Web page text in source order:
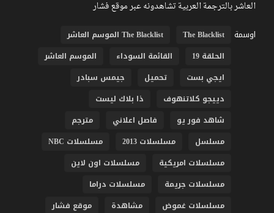
العاشر بالترجمة العربية تشاهدونه عبر موقع فشار
اوسمة
The Blacklist
The Blacklist الموسم العاشر
الحلقة 19
القائمة السوداء
الموسم العاشر
ايجي بست
تحميل
جيمس سبادر
دييجو كلاتنهوف
ذا بلاك ليست
شاهد فور يو
فاصل اعلاني
مترجم
مسلسل
مسلسلات 2013
مسلسلات NBC
مسلسلات امريكية
مسلسلات اون لاين
مسلسلات جريمة
مسلسلات دراما
مسلسلات غموض
مشاهدة
موقع فشار